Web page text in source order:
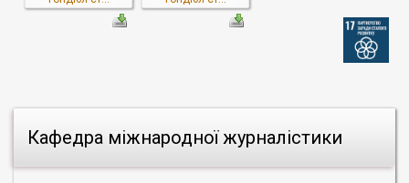
Кафедра міжнародної журналістики